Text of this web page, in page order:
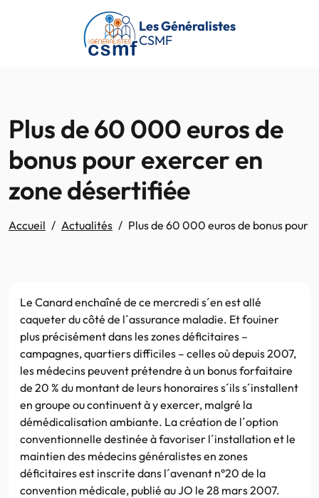
Passer au contenu principal
Les Généralistes
CSMF
Plus de 60 000 euros de
bonus pour exercer en
zone désertifiée
Accueil Actualités Plus de 60 000 euros de bonus pour
Le Canard enchaîné de ce mercredi s´en est allé
caqueter du côté de l´assurance maladie. Et fouiner
plus précisément dans les zones déficitaires –
campagnes, quartiers difficiles – celles où depuis 2007,
les médecins peuvent prétendre à un bonus forfaitaire
de 20 % du montant de leurs honoraires s´ils s´installent
en groupe ou continuent à y exercer, malgré la
démédicalisation ambiante. La création de l´option
conventionnelle destinée à favoriser l´installation et le
maintien des médecins généralistes en zones
déficitaires est inscrite dans l´avenant n°20 de la
convention médicale, publié au JO le 28 mars 2007.